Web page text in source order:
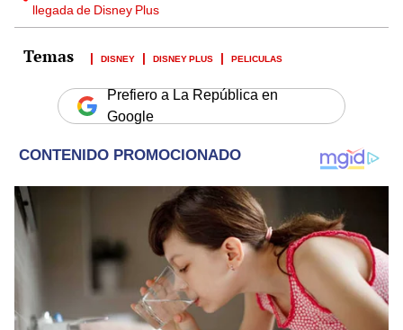
llegada de Disney Plus
DISNEY DISNEY PLUS PELICULAS
Prefiero a La República en
Google